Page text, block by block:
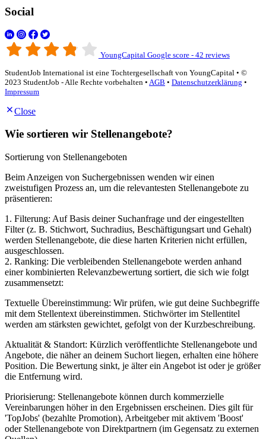
Social
YoungCapital Google score - 42 reviews
StudentJob International ist eine Tochtergesellschaft von YoungCapital • ©
2023 StudentJob - Alle Rechte vorbehalten • AGB • Datenschutzerklärung •
Impressum
Close
Wie sortieren wir Stellenangebote?
Sortierung von Stellenangeboten
Beim Anzeigen von Suchergebnissen wenden wir einen
zweistufigen Prozess an, um die relevantesten Stellenangebote zu
präsentieren:
1. Filterung: Auf Basis deiner Suchanfrage und der eingestellten
Filter (z. B. Stichwort, Suchradius, Beschäftigungsart und Gehalt)
werden Stellenangebote, die diese harten Kriterien nicht erfüllen,
ausgeschlossen.
2. Ranking: Die verbleibenden Stellenangebote werden anhand
einer kombinierten Relevanzbewertung sortiert, die sich wie folgt
zusammensetzt:
Textuelle Übereinstimmung: Wir prüfen, wie gut deine Suchbegriffe
mit dem Stellentext übereinstimmen. Stichwörter im Stellentitel
werden am stärksten gewichtet, gefolgt von der Kurzbeschreibung.
Aktualität & Standort: Kürzlich veröffentlichte Stellenangebote und
Angebote, die näher an deinem Suchort liegen, erhalten eine höhere
Position. Die Bewertung sinkt, je älter ein Angebot ist oder je größer
die Entfernung wird.
Priorisierung: Stellenangebote können durch kommerzielle
Vereinbarungen höher in den Ergebnissen erscheinen. Dies gilt für
'TopJobs' (bezahlte Promotion), Arbeitgeber mit aktivem 'Boost'
oder Stellenangebote von Direktpartnern (im Gegensatz zu externen